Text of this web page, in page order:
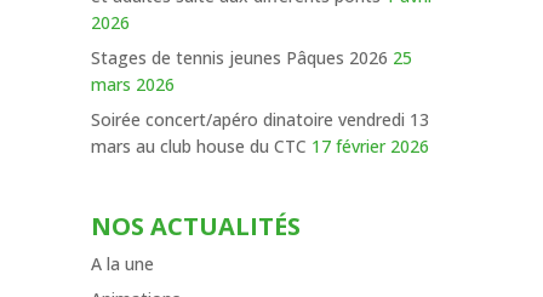
2026
Stages de tennis jeunes Pâques 2026 25
mars 2026
Soirée concert/apéro dinatoire vendredi 13
mars au club house du CTC 17 février 2026
NOS ACTUALITÉS
A la une